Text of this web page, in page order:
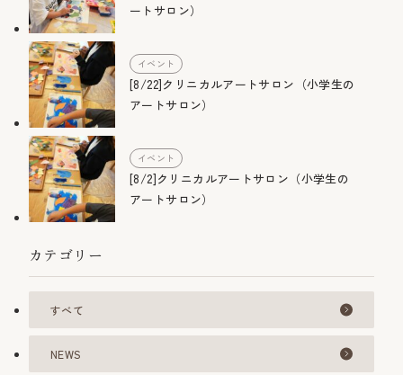
ートサロン）
イベント
[8/22]クリニカルアートサロン（小学生の
アートサロン）
イベント
[8/2]クリニカルアートサロン（小学生の
アートサロン）
カテゴリー
すべて
NEWS